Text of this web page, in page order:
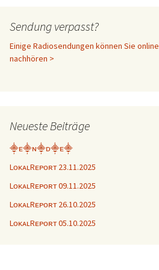
Sendung verpasst?
Einige Radiosendungen können Sie online
nachhören >
Neueste Beiträge
⸎ᴇ⸎ɴ⸎ᴅ⸎ᴇ⸎
LᴏᴋᴀʟRᴇᴘᴏʀᴛ 23.11.2025
LᴏᴋᴀʟRᴇᴘᴏʀᴛ 09.11.2025
LᴏᴋᴀʟRᴇᴘᴏʀᴛ 26.10.2025
LᴏᴋᴀʟRᴇᴘᴏʀᴛ 05.10.2025